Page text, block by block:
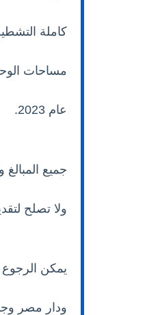
كاملة
عام 2023.
جميع المبالغ
ولا تصلح
يمكن الرجوع
ودار مصر